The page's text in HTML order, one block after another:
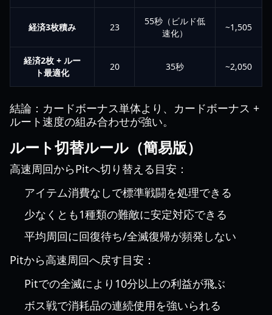
経済3枚積み 23
55秒（ビルド低
速化）
~1,505
経済2枚 + ルー
ト最適化
20 35秒 ~2,050
結論：カードボーナス単体より、カードボーナス +
ルート速度の組み合わせが強い。
ルート切替ルール（簡易版）
高速周回からPitへ切り替える目安：
アイテム消費なしで標準戦闘を処理できる
少なくとも1種類の難敵に安定対応できる
平均周回に回復待ち/全滅復帰が頻発しない
Pitから高速周回へ戻す目安：
Pitでの全滅により10分以上の利益が飛ぶ
ボス戦で消耗品の連続使用を強いられる